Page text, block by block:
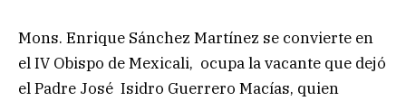
Mons. Enrique Sánchez Martínez se convierte en
el IV Obispo de Mexicali, ocupa la vacante que dejó
el Padre José Isidro Guerrero Macías, quien